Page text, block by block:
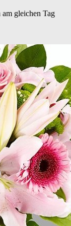
gleichen Tag